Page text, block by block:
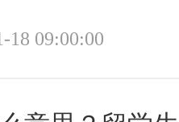
18 09:00:00